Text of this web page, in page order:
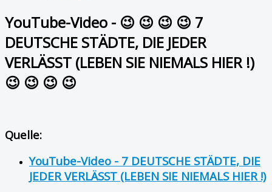
YouTube-Video - 😉 😉 😉 😉 7
DEUTSCHE STÄDTE, DIE JEDER
VERLÄSST (LEBEN SIE NIEMALS HIER !)
😉 😉 😉 😉
Quelle:
YouTube-Video - 7 DEUTSCHE STÄDTE, DIE
JEDER VERLÄSST (LEBEN SIE NIEMALS HIER !)